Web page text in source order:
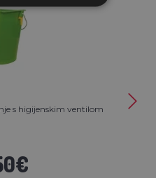
s higijenskim ventilom